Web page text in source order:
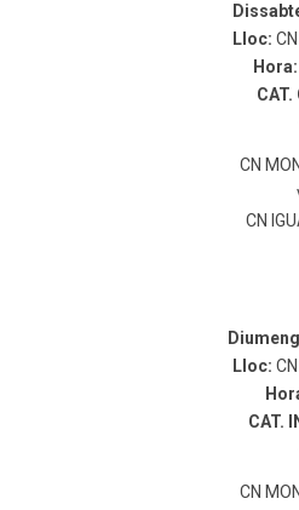
Lloc:
Hora:
CAT.
CN
CN
Lloc:
CAT.
CN